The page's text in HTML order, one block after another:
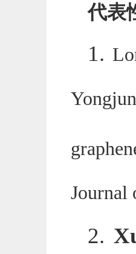
代表
1.
Journal
2.